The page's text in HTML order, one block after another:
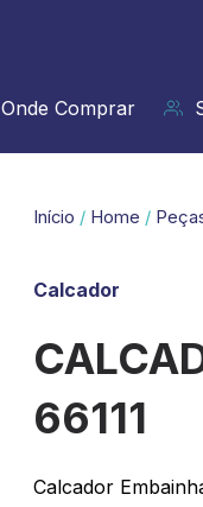
Onde Comprar
Início / Home /
Calcador
66111
Calcador